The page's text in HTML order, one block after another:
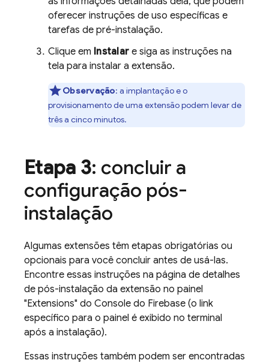
oferecer instruções de uso específicas e
tarefas de pré-instalação.
Clique em Instalar e siga as instruções na
tela para instalar a extensão.
Observação: a implantação e o
provisionamento de uma extensão podem levar de
três a cinco minutos.
Etapa 3: concluir a
configuração pós-
instalação
Algumas extensões têm etapas obrigatórias ou
opcionais para você concluir antes de usá-las.
Encontre essas instruções na página de detalhes
de pós-instalação da extensão no painel
"Extensions" do Console do Firebase (o link
específico para o painel é exibido no terminal
após a instalação).
Essas instruções também podem ser encontradas